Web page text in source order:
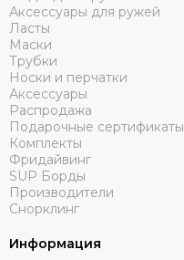
Аксессуары для ружей
Ласты
Маски
Трубки
Носки и перчатки
Аксессуары
Распродажа
Подарочные сертификаты
Комплекты
Фридайвинг
SUP Борды
Производители
Снорклинг
Информация